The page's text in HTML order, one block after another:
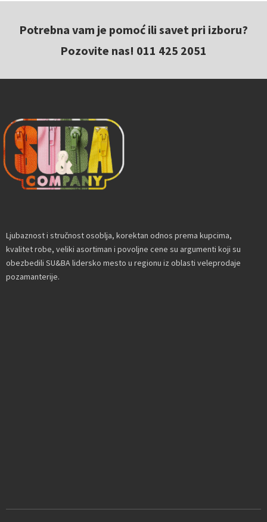
Potrebna vam je pomoć ili savet pri izboru?
Pozovite nas! 011 425 2051
Ljubaznost i stručnost osoblja, korektan odnos prema kupcima,
kvalitet robe, veliki asortiman i povoljne cene su argumenti koji su
obezbedili SU&BA lidersko mesto u regionu iz oblasti veleprodaje
pozamanterije.